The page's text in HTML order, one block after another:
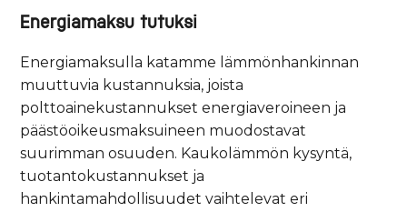
Energiamaksu tutuksi
Energiamaksulla katamme lämmönhankinnan
muuttuvia kustannuksia, joista
polttoainekustannukset energiaveroineen ja
päästöoikeusmaksuineen muodostavat
suurimman osuuden. Kaukolämmön kysyntä,
tuotantokustannukset ja
hankintamahdollisuudet vaihtelevat eri